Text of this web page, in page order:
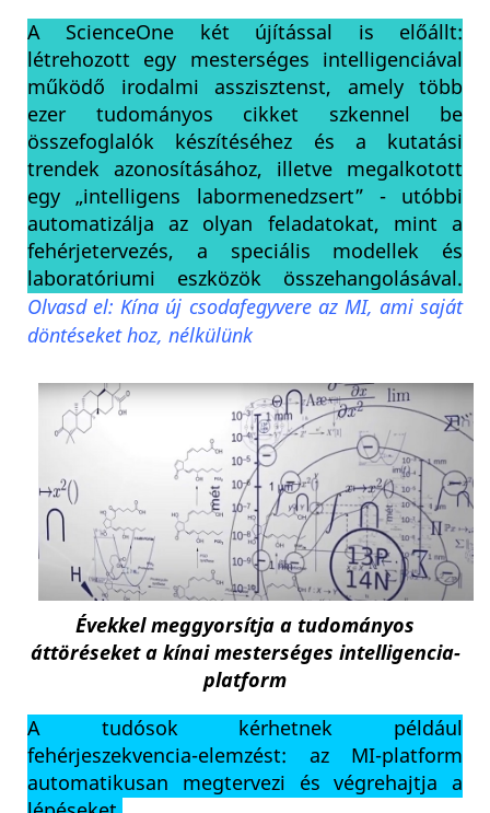
A ScienceOne két újítással is előállt:
létrehozott egy mesterséges intelligenciával
működő irodalmi asszisztenst, amely több
ezer tudományos cikket szkennel be
összefoglalók készítéséhez és a kutatási
trendek azonosításához, illetve megalkotott
egy „intelligens labormenedzsert” - utóbbi
automatizálja az olyan feladatokat, mint a
fehérjetervezés, a speciális modellek és
laboratóriumi eszközök összehangolásával.
Olvasd el: Kína új csodafegyvere az MI, ami saját
döntéseket hoz, nélkülünk
Évekkel meggyorsítja a tudományos
áttöréseket a kínai mesterséges intelligencia-
platform
A tudósok kérhetnek például
fehérjeszekvencia-elemzést: az MI-platform
automatikusan megtervezi és végrehajtja a